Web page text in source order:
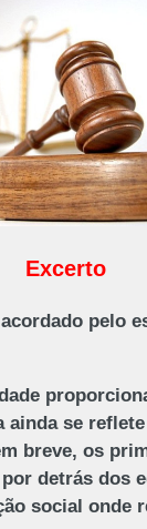
Excerto
pelo
ainda se
breve, os
detrás dos
social onde